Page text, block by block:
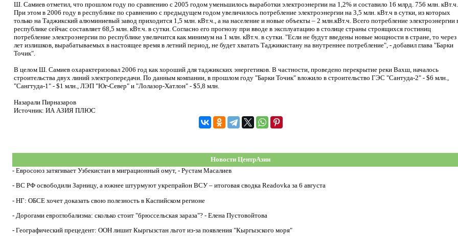
Ш. Самиев отметил, что прошлом году по сравнению с 2005 годом уменьшилось выработки электроэнергии на 1,2% и составило 16 млрд. 756 млн. кВт.ч.
При этом в 2006 году в республике по сравнению с предыдущем годом увеличилось потребление электроэнергии на 3,5 млн. кВт.ч в сутки, из которых
только на Таджикский алюминиевый завод приходится 1,5 млн. кВт.ч., а на население и новые объекты – 2 млн.кВт.ч. Всего потребление электроэнергии
республике сейчас составляет 68,5 млн. кВт.ч. в сутки. Согласно его прогнозу при вводе в эксплуатацию в столице страны строящихся гостиниц
потребление электроэнергии по республике увеличится как минимум на 1 млн. кВт.ч. в сутки. "Если не будут введены новые мощности в стране, то через
лет излишков, вырабатываемых в настоящее время в летний период, не будет хватать Таджикистану на внутреннее потребление", - добавил глава "Барки
Точик".
В целом Ш. Самиев охарактеризовал 2006 год как хороший для таджикских энергетиков. В частности, проведено перекрытие реки Вахш, началось
строительства двух линий электропередачи. По данным компании, в прошлом году "Барки Точик" вложило в строительство ГЭС "Сантуда-2" - $6 млн.,
"Сангтуда-1" - $1 млн., ЛЭП "Юг-Север" и "Лолазор-Хатлон" - $5,8 млн.
Назарали Пирназаров
Источник: ИА АЗИЯ ПЛЮС
Новости ЦентрАзии
- Евросоюз затягивает Узбекистан в миграционный омут, - Рустам Масалиев
- ВС РФ освободили Зарницу, а южнее штурмуют укрепрайон ВСУ – итоговая сводка Readovka за 6 августа
- НГ: ОБСЕ хочет доказать свою полезность в Каспийском регионе
- Дорогами евроглобализма: сколько стоит "брюссельская зараза"? - Елена Пустовойтова
- Географический прецедент: ООН лишит Кыргызстан льгот из-за появления "Кыргызского моря"